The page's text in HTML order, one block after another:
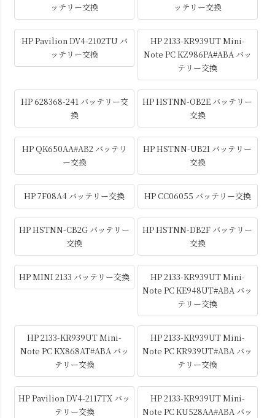
ッテリー交換
ッテリー交換
HP Pavilion DV4-2102TU バ
ッテリー交換
HP 2133-KR939UT Mini-
Note PC KZ986PA#ABA バッ
テリー交換
HP 628368-241 バッテリー交
換
HP HSTNN-OB2E バッテリー
交換
HP QK650AA#AB2 バッテリ
ー交換
HP HSTNN-UB2I バッテリー
交換
HP 7F08A4 バッテリー交換 HP CC06055 バッテリー交換
HP HSTNN-CB2G バッテリー
交換
HP HSTNN-DB2F バッテリー
交換
HP MINI 2133 バッテリー交換
HP 2133-KR939UT Mini-
Note PC KE948UT#ABA バッ
テリー交換
HP 2133-KR939UT Mini-
Note PC KX868AT#ABA バッ
テリー交換
HP 2133-KR939UT Mini-
Note PC KR939UT#ABA バッ
テリー交換
HP Pavilion DV4-2117TX バッ
テリー交換
HP 2133-KR939UT Mini-
Note PC KU528AA#ABA バッ